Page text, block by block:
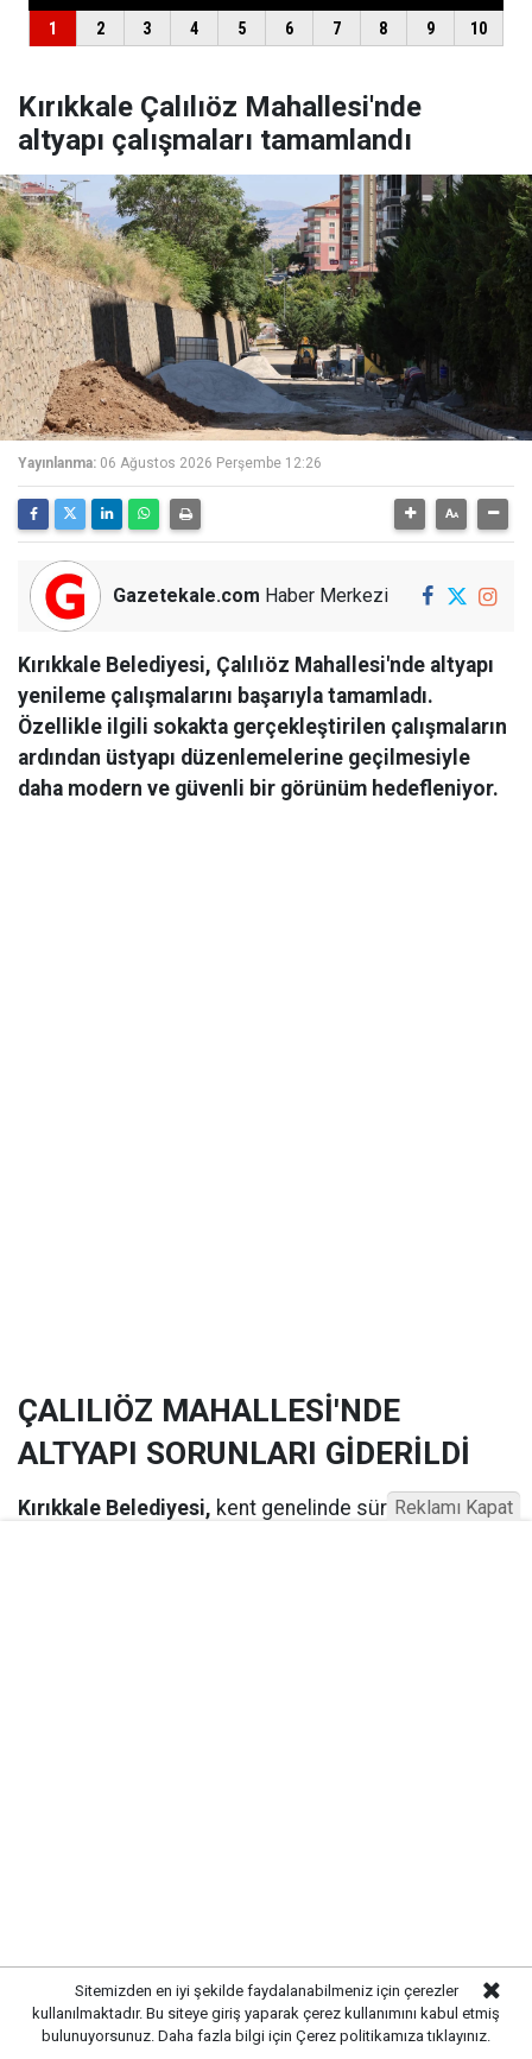
Kırıkkale Çalılıöz Mahallesi'nde
altyapı çalışmaları tamamlandı
Yayınlanma: 06 Ağustos 2026 Perşembe 12:26
Gazetekale.com Haber Merkezi
Kırıkkale Belediyesi, Çalılıöz Mahallesi'nde altyapı
yenileme çalışmalarını başarıyla tamamladı.
Özellikle ilgili sokakta gerçekleştirilen çalışmaların
ardından üstyapı düzenlemelerine geçilmesiyle
daha modern ve güvenli bir görünüm hedefleniyor.
ÇALILIÖZ MAHALLESİ'NDE
ALTYAPI SORUNLARI GİDERİLDİ
Kırıkkale Belediyesi, kent genelinde sürdürdüğü
MODERN VE GÜÇLÜ ALTYAPI
Sitemizden en iyi şekilde faydalanabilmeniz için çerezler
kullanılmaktadır. Bu siteye giriş yaparak çerez kullanımını kabul etmiş
bulunuyorsunuz. Daha fazla bilgi için Çerez politikamıza tıklayınız.
Reklamı Kapat